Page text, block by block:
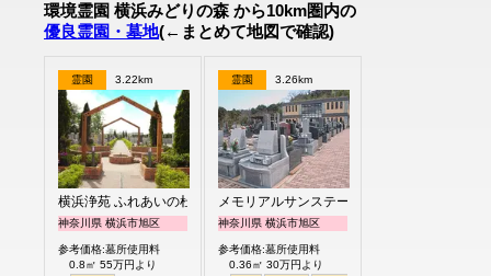
環境霊園 横浜みどりの森 から10km圏内の
優良霊園・墓地(←まとめて地図で確認)
霊園 3.22km
横浜浄苑 ふれあいの杜
神奈川県 横浜市旭区
参考価格:墓所使用料
0.8㎡ 55万円より
霊園 3.26km
メモリアルサンステージ
神奈川県 横浜市旭区
参考価格:墓所使用料
0.36㎡ 30万円より